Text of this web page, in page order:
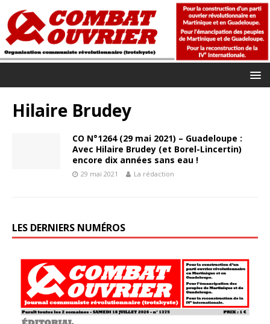
Hilaire Brudey
CO N°1264 (29 mai 2021) – Guadeloupe :
Avec Hilaire Brudey (et Borel-Lincertin)
encore dix années sans eau !
29 mai 2021 La rédaction
LES DERNIERS NUMÉROS